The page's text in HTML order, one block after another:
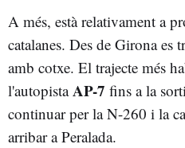
A més, està relativament a
catalanes. Des de Girona
amb cotxe. El trajecte més
l'autopistaAP-7 fins a la
continuar per la N-260 i la
arribar a Peralada.